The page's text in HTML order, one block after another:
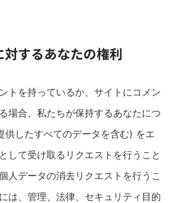
対するあなたの権利
トを持っているか、サイトにコメン
場合、私たちが保持するあなたにつ
供したすべてのデータを含む) をエ
して受け取るリクエストを行うこと
人データの消去リクエストを行うこ
は、管理、法律、セキュリティ目的